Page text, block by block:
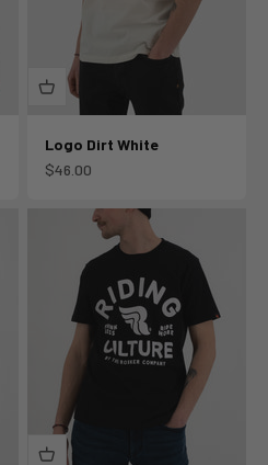
Logo Dirt White
Angebot
$46.00